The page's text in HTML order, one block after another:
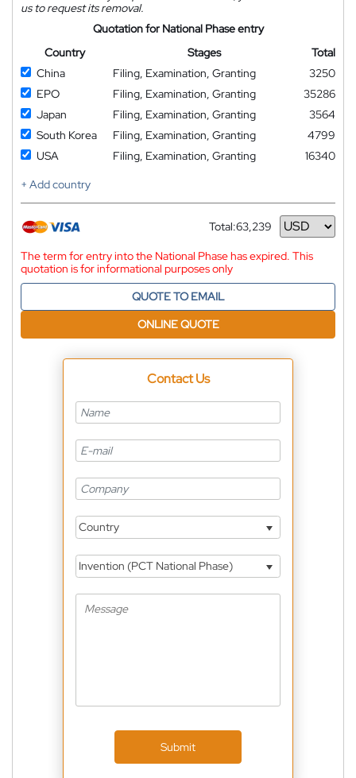
us to request its removal.
Quotation for National Phase entry
Country
Stages
Total
China
Filing, Examination, Granting
3250
EPO
Filing, Examination, Granting
35286
Japan
Filing, Examination, Granting
3564
South Korea
Filing, Examination, Granting
4799
USA
Filing, Examination, Granting
16340
+ Add country
Total:63,239
Currency
The term for entry into the National Phase has expired. This
quotation is for informational purposes only
QUOTE TO EMAIL
ONLINE QUOTE
Contact Us
Country
Invention (PCT National Phase)
Submit